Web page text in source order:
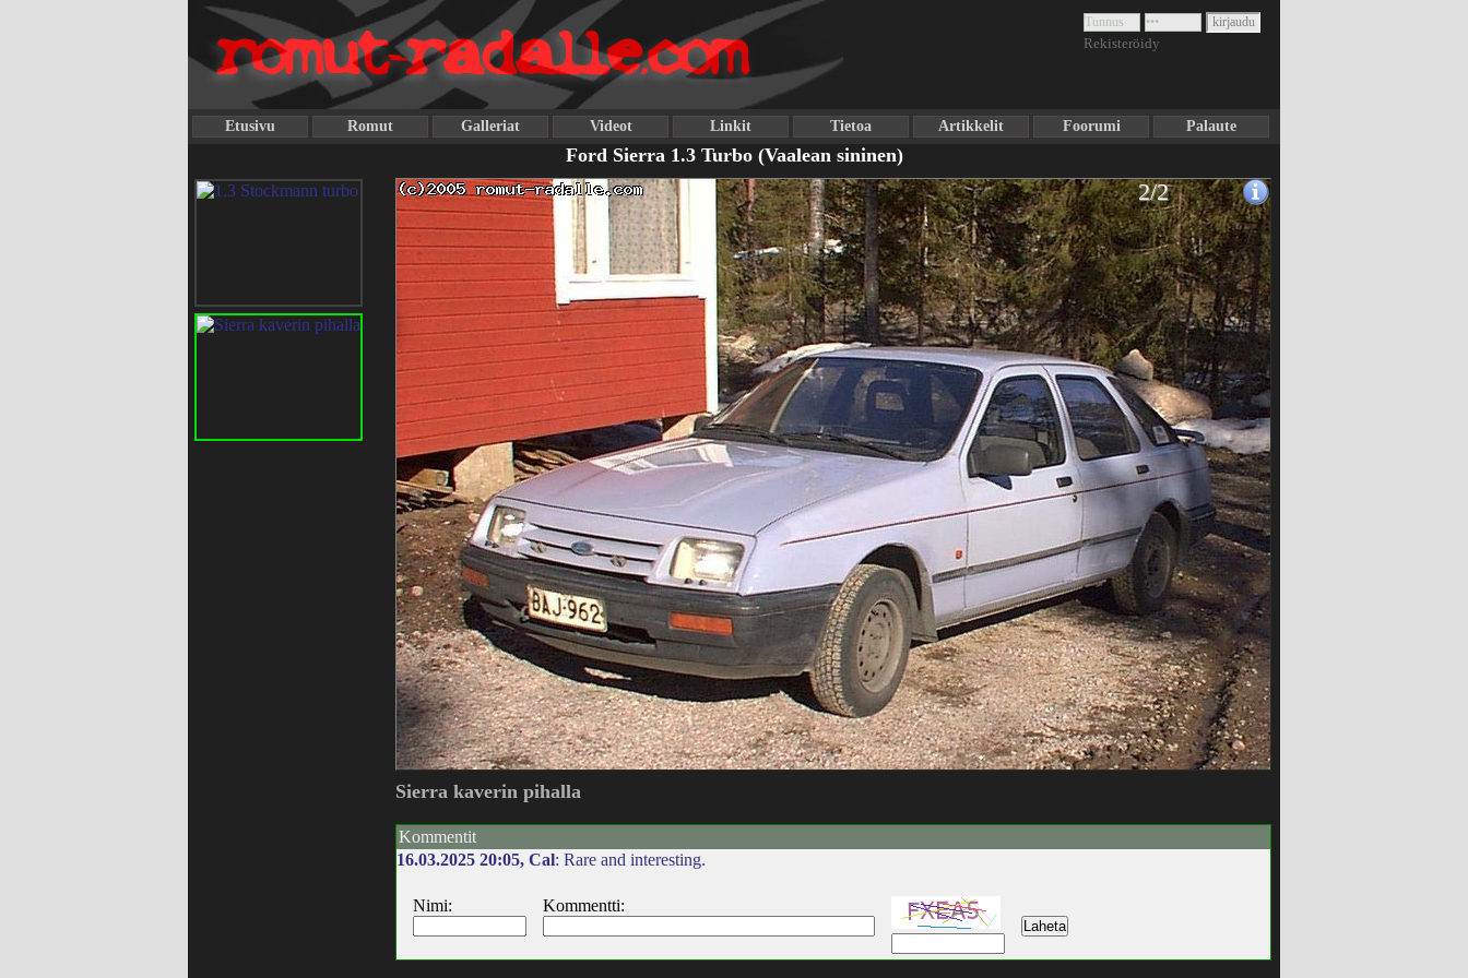
Rekisteröidy
Etusivu Romut Galleriat Videot Linkit Tietoa Artikkelit Foorumi Palaute
Ford Sierra 1.3 Turbo (Vaalean sininen)
2/2
Sierra kaverin pihalla
Kommentit
16.03.2025 20:05, Cal: Rare and interesting.
Nimi: Kommentti: